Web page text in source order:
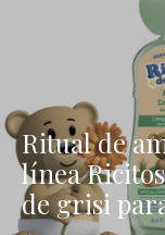
Ritual de
línea
de grisi